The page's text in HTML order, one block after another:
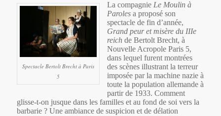
Spectacle Bertolt Brecht à Paris
5
La compagnie Le Moulin à
Parolesa proposé son
spectacle de fin d’année,
Grand peur et misère du IIIe
reichde Bertolt Brecht, à
Nouvelle Acropole Paris 5,
dans lequel furent montrées
des scènes illustrant la terreur
imposée par la machine nazie à
toute la population allemande à
partir de 1933. Comment
glisse-t-on jusque dans les familles et au fond de soi vers la
barbarie ? Une ambiance de suspicion et de délation